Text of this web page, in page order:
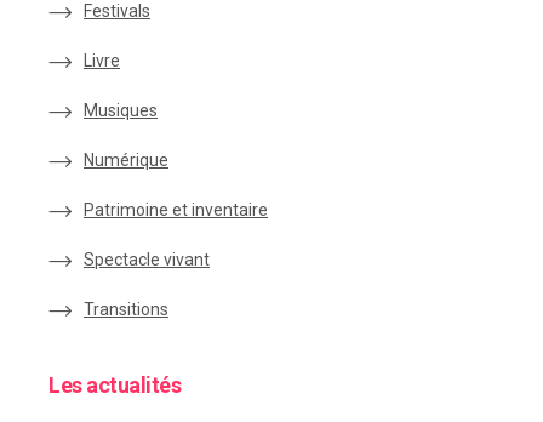
Festivals
Livre
Musiques
Numérique
Patrimoine et inventaire
Spectacle vivant
Transitions
Les actualités